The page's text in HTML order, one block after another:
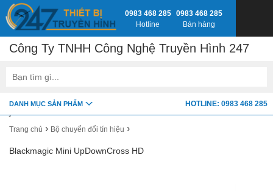
google-site-verification=fSxkTzlyAV278H0_7LAVZEjJh2zdXsbKQ-
Trang chủ › Bộ chuyển đổi tín hiệu ›
Blackmagic Mini UpDownCross HD
0983 468 285
Hotline
0983 468 285
Bán hàng
Công Ty TNHH Công Nghệ Truyền Hình 247
DANH MỤC SẢN PHẨM HOTLINE: 0983 468 285